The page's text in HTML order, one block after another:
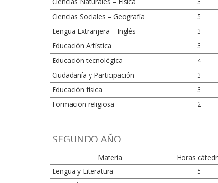
Ciencias Sociales – Geografía
5
Lengua Extranjera – Inglés
3
Educación Artística
3
Educación tecnológica
4
Ciudadanía y Participación
3
Educación física
3
Formación religiosa
2
SEGUNDO AÑO
Materia
Horas
Lengua y Literatura
5